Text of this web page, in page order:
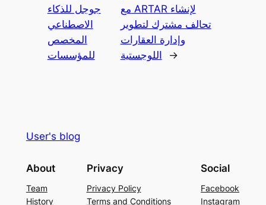
جوجل للذكاء
الاصطناعي
المخصص
للمؤسسات
مع ARTAR لإنشاء
تحالف مشترك لتطوير
وإدارة العقارات
اللوجستية
→
User's blog
About
Team
History
Privacy
Privacy Policy
Terms and Conditions
Social
Facebook
Instagram